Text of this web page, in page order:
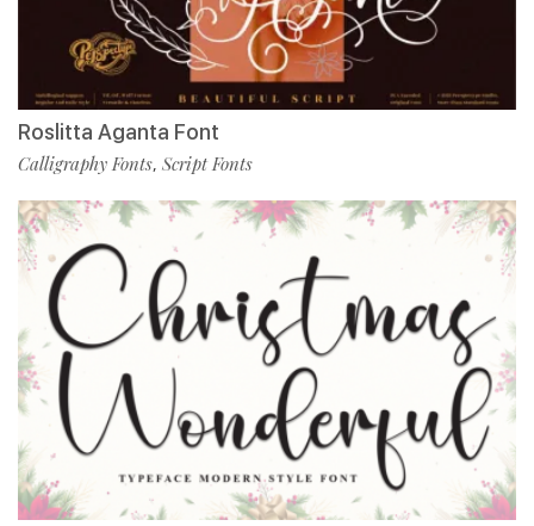
Roslitta Aganta Font
Calligraphy Fonts, Script Fonts